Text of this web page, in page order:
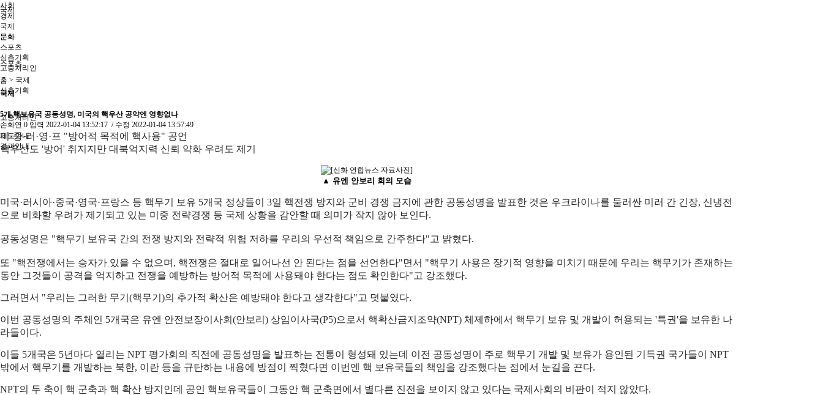
국제
문화
스포츠
심층기획
고충처리인
제도안내
결과안내
사회
경제
국제
문화
스포츠
심층기획
고충처리인
홈 > 국제
국제
5개 핵보유국 공동성명, 미국의 핵우산 공약엔 영향없나
손화연 0 입력 2022-01-04 13:52:17 / 수정 2022-01-04 13:57:49
미·중·러·영·프 "방어적 목적에 핵사용" 공언
핵우산도 '방어' 취지지만 대북억지력 신뢰 약화 우려도 제기
▲ 유엔 안보리 회의 모습
미국·러시아·중국·영국·프랑스 등 핵무기 보유 5개국 정상들이 3일 핵전쟁 방지와 군비 경쟁 금지에 관한 공동성명을 발표한 것은 우크라이나를 둘러싼 미러 간 긴장, 신냉전
으로 비화할 우려가 제기되고 있는 미중 전략경쟁 등 국제 상황을 감안할 때 의미가 작지 않아 보인다.
공동성명은 "핵무기 보유국 간의 전쟁 방지와 전략적 위험 저하를 우리의 우선적 책임으로 간주한다"고 밝혔다.
또 "핵전쟁에서는 승자가 있을 수 없으며, 핵전쟁은 절대로 일어나선 안 된다는 점을 선언한다"면서 "핵무기 사용은 장기적 영향을 미치기 때문에 우리는 핵무기가 존재하는
동안 그것들이 공격을 억지하고 전쟁을 예방하는 방어적 목적에 사용돼야 한다는 점도 확인한다"고 강조했다.
그러면서 "우리는 그러한 무기(핵무기)의 추가적 확산은 예방돼야 한다고 생각한다"고 덧붙였다.
이번 공동성명의 주체인 5개국은 유엔 안전보장이사회(안보리) 상임이사국(P5)으로서 핵확산금지조약(NPT) 체제하에서 핵무기 보유 및 개발이 허용되는 '특권'을 보유한 나
라들이다.
이들 5개국은 5년마다 열리는 NPT 평가회의 직전에 공동성명을 발표하는 전통이 형성돼 있는데 이전 공동성명이 주로 핵무기 개발 및 보유가 용인된 기득권 국가들이 NPT
밖에서 핵무기를 개발하는 북한, 이란 등을 규탄하는 내용에 방점이 찍혔다면 이번엔 핵 보유국들의 책임을 강조했다는 점에서 눈길을 끈다.
NPT의 두 축이 핵 군축과 핵 확산 방지인데 공인 핵보유국들이 그동안 핵 군축면에서 별다른 진전을 보이지 않고 있다는 국제사회의 비판이 적지 않았다.